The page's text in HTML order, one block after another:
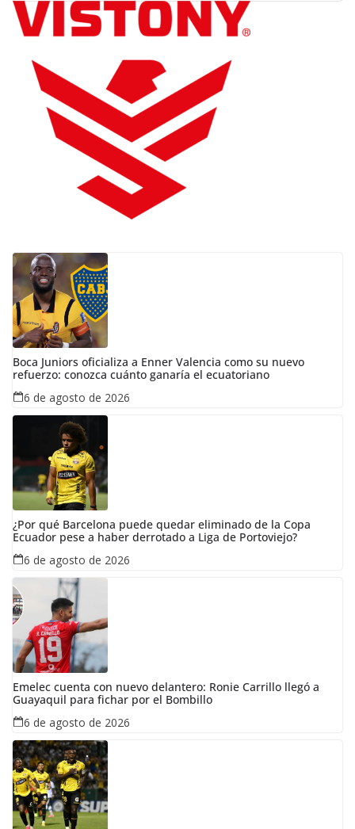
Boca Juniors oficializa a Enner Valencia como su nuevo
refuerzo: conozca cuánto ganaría el ecuatoriano
6 de agosto de 2026
¿Por qué Barcelona puede quedar eliminado de la Copa
Ecuador pese a haber derrotado a Liga de Portoviejo?
6 de agosto de 2026
Emelec cuenta con nuevo delantero: Ronie Carrillo llegó a
Guayaquil para fichar por el Bombillo
6 de agosto de 2026